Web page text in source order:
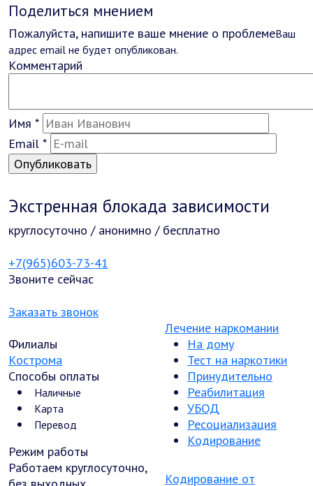
Поделиться мнением
Пожалуйста, напишите ваше мнение о проблемеВаш
адрес email не будет опубликован.
Комментарий
Имя *
Email *
Экстренная блокада зависимости
круглосуточно / анонимно / бесплатно
+7(965)603-73-41
Звоните сейчас
Заказать звонок
Филиалы
Кострома
Способы оплаты
Наличные
Карта
Перевод
Режим работы
Работаем круглосуточно,
Лечение наркомании
На дому
Тест на наркотики
Принудительно
Реабилитация
УБОД
Ресоциализация
Кодирование
Кодирование от